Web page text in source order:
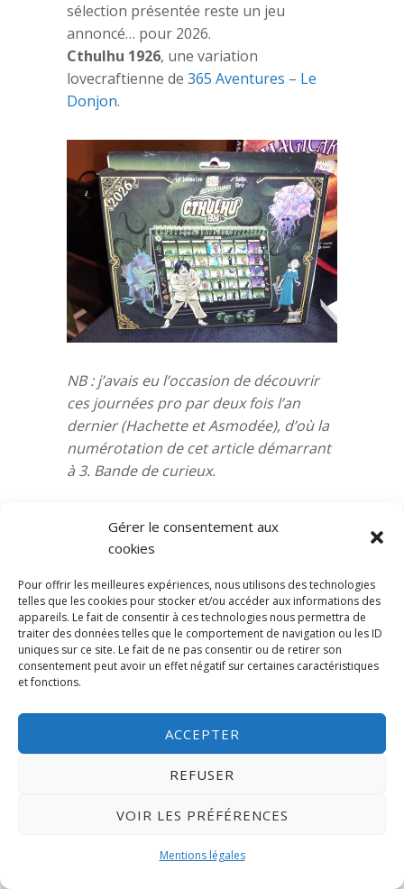
Gérer le consentement aux
cookies
Pour offrir les meilleures expériences, nous utilisons des technologies
telles que les cookies pour stocker et/ou accéder aux informations des
appareils. Le fait de consentir à ces technologies nous permettra de
traiter des données telles que le comportement de navigation ou les ID
uniques sur ce site. Le fait de ne pas consentir ou de retirer son
consentement peut avoir un effet négatif sur certaines caractéristiques
et fonctions.
ACCEPTER
REFUSER
VOIR LES PRÉFÉRENCES
Mentions légales
sélection présentée reste un jeu
annoncé… pour 2026.
Cthulhu 1926, une variation
lovecraftienne de 365 Aventures – Le
Donjon.
NB : j’avais eu l’occasion de découvrir
ces journées pro par deux fois l’an
dernier (Hachette et Asmodée), d’où la
numérotation de cet article démarrant
à 3. Bande de curieux.
2 août 2024
Actu LudiNews #115 :
Pokémon Fable Nébuleuse,